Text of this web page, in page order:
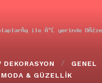
DEKORASYON
GENEL
MODA & GÜZELLIK